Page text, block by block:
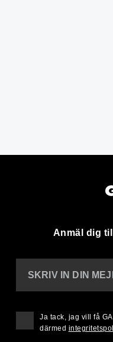
Anmäl dig
SKRIV IN DIN
Ja tack, jag vill få
därmed